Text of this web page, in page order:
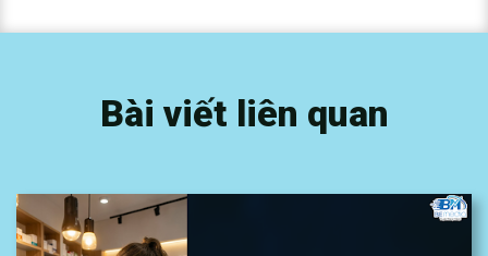
Bài viết liên quan